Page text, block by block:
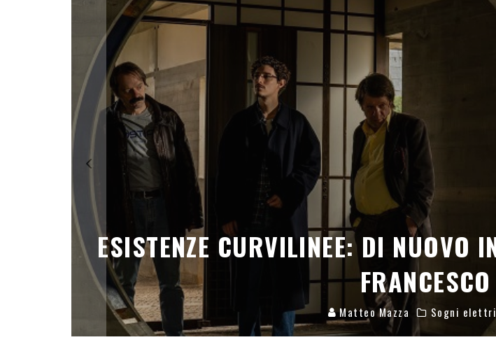
AMBIZIONE SENZA VELI: SU MUBI
STEPHANIE
Redazione Persone